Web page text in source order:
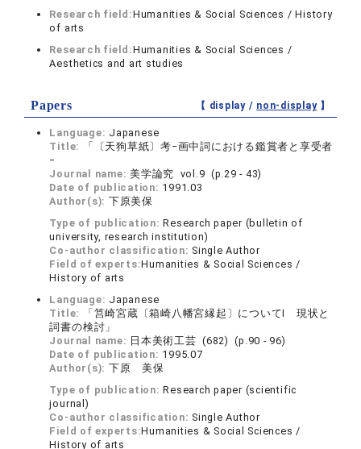
Research field:Humanities & Social Sciences / History
of arts
Research field:Humanities & Social Sciences /
Aesthetics and art studies
Papers 【 display / non-display】
Language: Japanese
Title:
「〔天狗草紙〕考−画中詞における鑑賞者と享受者
−
Journal name:美学論究 vol.9 (p.29 - 43)
Date of publication: 1991.03
Author(s): 下原美保
Type of publication:Research paper (bulletin of
university, research institution)
Co-author classification: Single Author
Field of experts:Humanities & Social Sciences /
History of arts
Language: Japanese
Title:
「筥崎宮蔵〔箱崎八幡宮縁起〕についてI 現状と
詞書の検討」
Journal name: 日本美術工芸 (682) (p.90 - 96)
Date of publication: 1995.07
Author(s): 下原 美保
Type of publication:Research paper (scientific
journal)
Co-author classification: Single Author
Field of experts:Humanities & Social Sciences /
History of arts